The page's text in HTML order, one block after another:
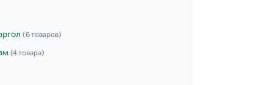
(6 товаров)
(4 товара)